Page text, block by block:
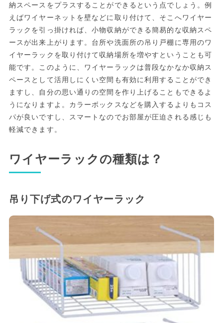
納スペースをプラスすることができるという点でしょう。例
えばワイヤーネットを壁などに取り付けて、そこへワイヤー
ラックを引っ掛ければ、小物収納ができる簡易的な収納スペ
ースが出来上がります。台所や洗面所の吊り戸棚に専用のワ
イヤーラックを取り付けて収納場所を増やすということも可
能です。このように、ワイヤーラックは普段なかなか収納ス
ペースとして活用しにくい空間も有効に利用することができ
ますし、自分の思い通りの空間を作り上げることもできるよ
うになりますよ。カラーボックスなどを購入するよりもコス
パが良いですし、スマートなのでお部屋が圧迫される感じも
軽減できます。
ワイヤーラックの種類は？
吊り下げ式のワイヤーラック